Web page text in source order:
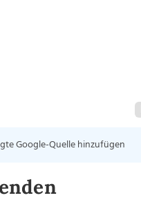
Google-Quelle hinzufügen